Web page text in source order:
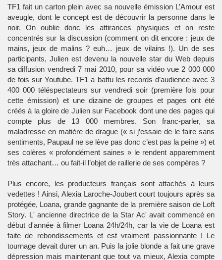
TF1 fait un carton plein avec sa nouvelle émission L’Amour est
aveugle, dont le concept est de découvrir la personne dans le
noir. On oublie donc les attirances physiques et on reste
concentrés sur la discussion (comment on dit encore : jeux de
mains, jeux de malins ? euh… jeux de vilains !). Un de ses
participants, Julien est devenu la nouvelle star du Web depuis
sa diffusion vendredi 7 mai 2010, pour sa vidéo vue 2 000 000
de fois sur Youtube. TF1 a battu les records d’audience avec 3
400 000 téléspectateurs sur vendredi soir (première fois pour
cette émission) et une dizaine de groupes et pages ont été
créés à la gloire de Julien sur Facebook dont une des pages qui
compte plus de 13 000 membres. Son franc-parler, sa
maladresse en matière de drague (« si j’essaie de le faire sans
sentiments, Paupaul ne se lève pas donc c’est pas la peine ») et
ses colères « profondément saines » le rendent apparemment
très attachant… ou fait-il l’objet de raillerie de ses compères ?
Plus encore, les producteurs français sont attachés à leurs
vedettes ! Ainsi, Alexia Laroche-Joubert court toujours après sa
protégée, Loana, grande gagnante de la première saison de Loft
Story. L' ancienne directrice de la Star Ac' avait commencé en
début d'année à filmer Loana 24h/24h, car la vie de Loana est
faite de rebondissements et est vraiment passionnante ! Le
tournage devait durer un an. Puis la jolie blonde a fait une grave
dépression mais maintenant que tout va mieux, Alexia compte